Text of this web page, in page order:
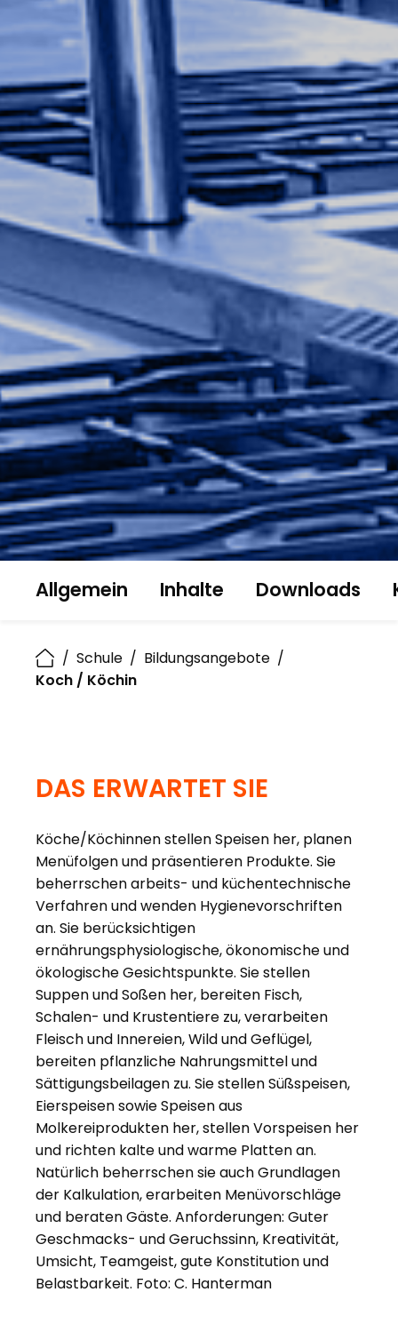
Allgemein Inhalte Downloads
/ Schule / Bildungsangebote /
Koch / Köchin
DAS ERWARTET SIE
Köche/Köchinnen stellen Speisen her, planen
Menüfolgen und präsentieren Produkte. Sie
beherrschen arbeits- und küchentechnische
Verfahren und wenden Hygienevorschriften
an. Sie berücksichtigen
ernährungsphysiologische, ökonomische und
ökologische Gesichtspunkte. Sie stellen
Suppen und Soßen her, bereiten Fisch,
Schalen- und Krustentiere zu, verarbeiten
Fleisch und Innereien, Wild und Geflügel,
bereiten pflanzliche Nahrungsmittel und
Sättigungsbeilagen zu. Sie stellen Süßspeisen,
Eierspeisen sowie Speisen aus
Molkereiprodukten her, stellen Vorspeisen her
und richten kalte und warme Platten an.
Natürlich beherrschen sie auch Grundlagen
der Kalkulation, erarbeiten Menüvorschläge
und beraten Gäste. Anforderungen: Guter
Geschmacks- und Geruchssinn, Kreativität,
Umsicht, Teamgeist, gute Konstitution und
Belastbarkeit. Foto: C. Hanterman